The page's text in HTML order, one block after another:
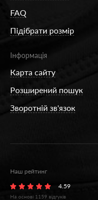
FAQ
Підібрати розмір
Інформація
Карта сайту
Розширений пошук
Зворотній зв'язок
Наш рейтинг
4.59
На основі 1159 відгуків